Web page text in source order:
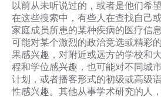
以前从未听说过的，或者是他们希
在这些搜索中，有些人在查找自己
家庭成员所患的某种疾病的医疗信
可能对某个激烈的政治竞选或精彩
果感兴趣，对附近或远方的学校和
程和学位感兴趣，也可能对不同城
计划，或者播客形式的初级或高级
性感兴趣。其他从事学术研究的人